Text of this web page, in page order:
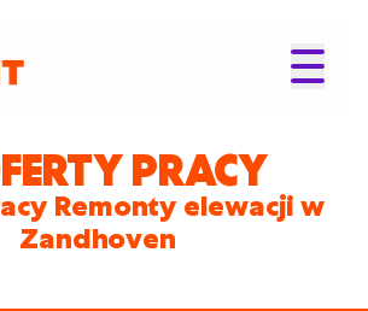
PRACY
Remonty elewacji w
Zandhoven